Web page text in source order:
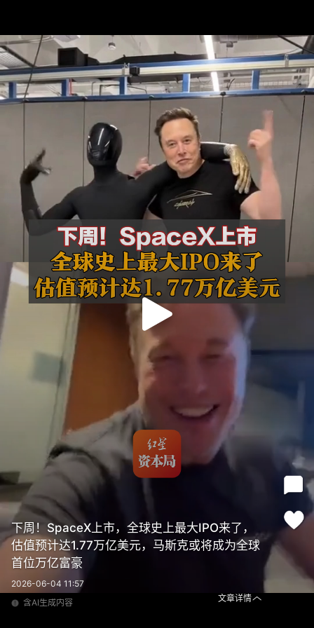
下周！SpaceX上市，全球史上最大IPO来了，
估值预计达1.77万亿美元，马斯克或将成为全球
首位万亿富豪
2026-06-04 11:57
含AI生成内容
文章详情